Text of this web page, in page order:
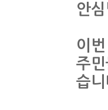
안
이
주
습